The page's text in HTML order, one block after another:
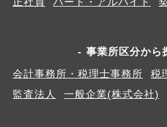
事業所区分から
会計事務所・税理士事務所
税
監査法人
一般企業(株式会社)